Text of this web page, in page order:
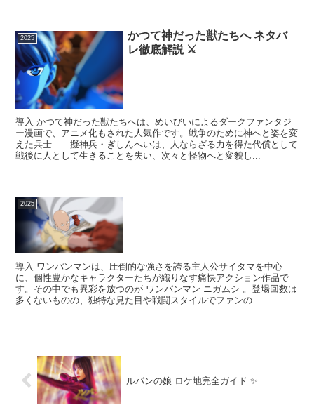
2025
かつて神だった獣たちへ ネタバ
レ徹底解説 ⚔️
導入 かつて神だった獣たちへは、めいびいによるダークファンタジ
ー漫画で、アニメ化もされた人気作です。戦争のために神へと姿を変
えた兵士――擬神兵・ぎしんへいは、人ならざる力を得た代償として
戦後に人として生きることを失い、次々と怪物へと変貌し...
2025
導入 ワンパンマンは、圧倒的な強さを誇る主人公サイタマを中心
に、個性豊かなキャラクターたちが織りなす痛快アクション作品で
す。その中でも異彩を放つのが ワンパンマン ニガムシ 。登場回数は
多くないものの、独特な見た目や戦闘スタイルでファンの...
ルパンの娘 ロケ地完全ガイド ✨